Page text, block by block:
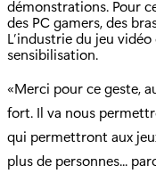
démonstrations. Pour
des PC gamers, des
L’industrie du jeu
sensibilisation.
Merci pour ce geste,
fort. Il va nous
qui permettront aux
plus de personnes...